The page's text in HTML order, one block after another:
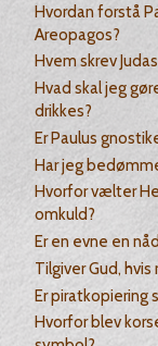
Hvordan forstå
Areopagos?
Hvem skrev
Hvad skal jeg
drikkes?
Er Paulus
Har jeg
Hvorfor vælter
omkuld?
Er en evne en
Tilgiver Gud,
Er piratkopiering
Hvorfor blev